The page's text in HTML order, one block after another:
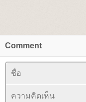
Comment